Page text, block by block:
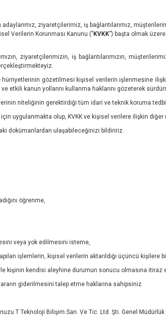
adaylarımız, ziyaretçilerimiz, iş bağlantılarımız,
Verilerin Korunması Kanunu (" KVKK”) başta olmak
ziyaretçilerimizin, iş bağlantılarımızın,
gözetilmesi kişisel verilerin işlenmesine
etkili kanun yollarını kullanma haklarını gözeterek
niteliğinin gerektirdiği tüm idari ve teknik koruma
uygulanmakta olup, KVKK ve kişisel verilere ilişkin
dokümanlardan ulaşabileceğinizi bildiririz.
öğrenme,
veya yok edilmesini isteme,
işlemlerin, kişisel verilerin aktarıldığı üçüncü kişilere
kişinin kendisi aleyhine durumun sonucu olmasına itiraz
giderilmesini talep etme haklarına sahipsiniz.
T Teknoloji Bilişim San. Ve Tic. Ltd. Şti. Genel